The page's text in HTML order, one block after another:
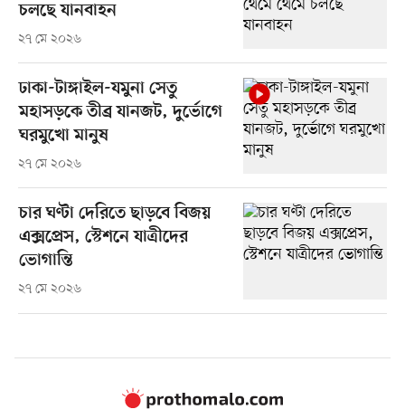
চলছে যানবাহন
২৭ মে ২০২৬
ঢাকা-টাঙ্গাইল-যমুনা সেতু
মহাসড়কে তীব্র যানজট, দুর্ভোগে
ঘরমুখো মানুষ
২৭ মে ২০২৬
চার ঘণ্টা দেরিতে ছাড়বে বিজয়
এক্সপ্রেস, স্টেশনে যাত্রীদের
ভোগান্তি
২৭ মে ২০২৬